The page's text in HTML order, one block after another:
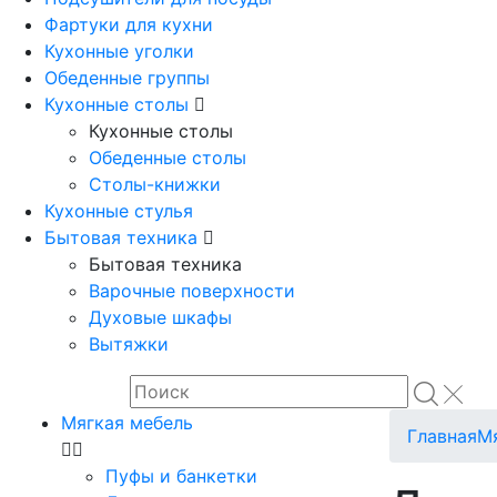
Фартуки для кухни
Кухонные уголки
Обеденные группы
Кухонные столы
Кухонные столы
Обеденные столы
Столы-книжки
Кухонные стулья
Бытовая техника
Бытовая техника
Варочные поверхности
Духовые шкафы
Вытяжки
Мягкая мебель
Пуфы и банкетки
Главная